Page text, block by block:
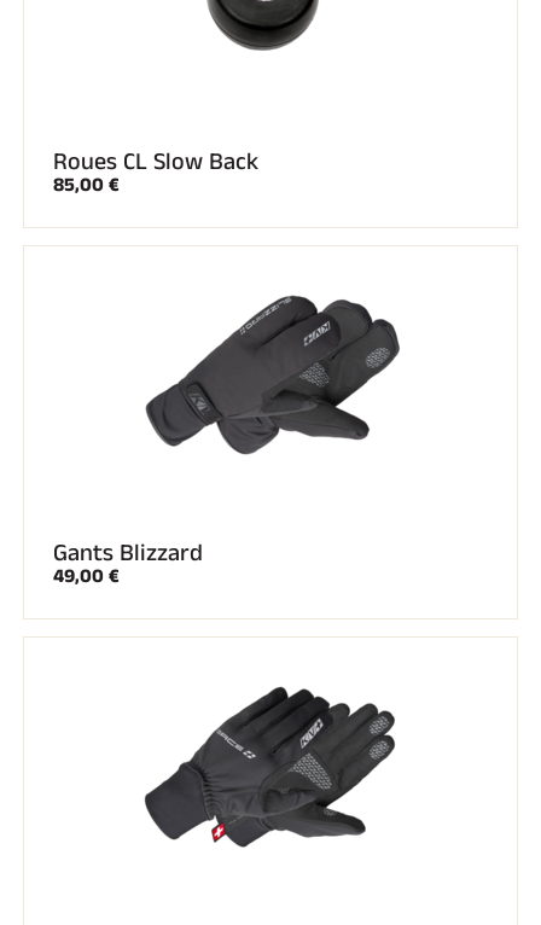
Roues CL Slow Back
85,00 €
Gants Blizzard
49,00 €